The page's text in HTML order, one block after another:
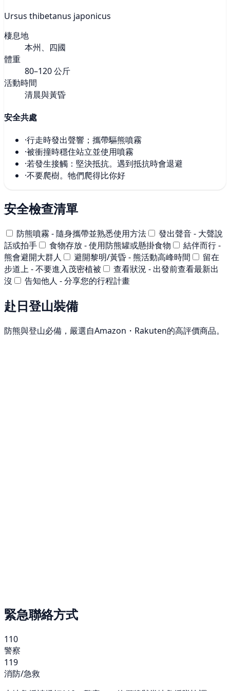
Ursus thibetanus japonicus
棲息地
本州、四國
體重
80–120 公斤
活動時間
清晨與黃昏
安全共處
·行走時發出聲響；攜帶驅熊噴霧
·被衝撞時穩住站立並使用噴霧
·若發生接觸：堅決抵抗。遇到抵抗時會退避
·不要爬樹。牠們爬得比你好
安全檢查清單
防熊噴霧 - 隨身攜帶並熟悉使用方法
發出聲音 - 大聲說
話或拍手
食物存放 - 使用防熊罐或懸掛食物
結伴而行 -
熊會避開大群人
避開黎明/黃昏 - 熊活動高峰時間
留在
步道上 - 不要進入茂密植被
查看狀況 - 出發前查看最新出
沒
告知他人 - 分享您的行程計畫
赴日登山裝備
防熊與登山必備，嚴選自Amazon・Rakuten的高評價商品。
緊急聯絡方式
110
警察
119
消防/急救